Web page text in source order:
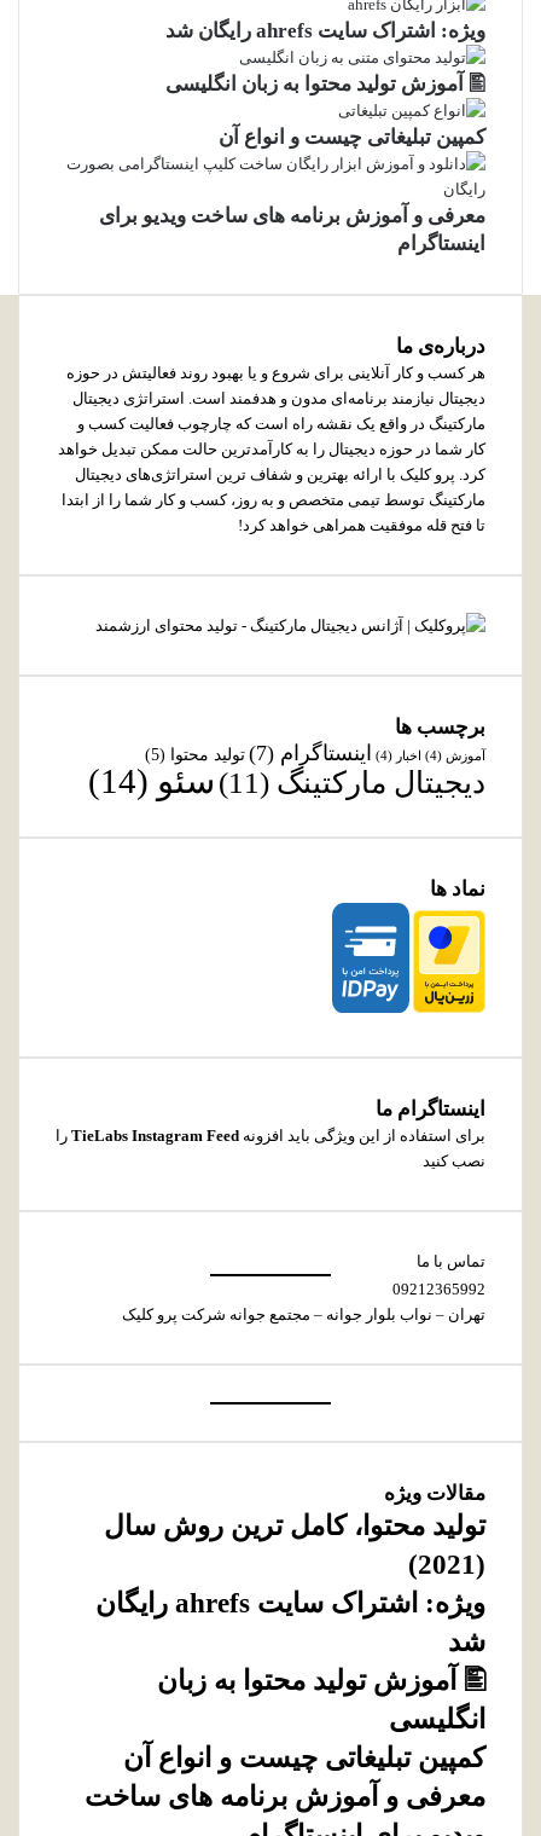
ویژه: اشتراک سایت ahrefs رایگان شد
🖺 آموزش تولید محتوا به زبان انگلیسی
کمپین تبلیغاتی چیست و انواع آن
معرفی و آموزش برنامه های ساخت ویدیو برای
اینستاگرام
درباره‌ی ما
هر کسب و کار آنلاینی برای شروع و یا بهبود روند فعالیتش در حوزه
دیجیتال نیازمند برنامه‌ای مدون و هدفمند است. استراتژی دیجیتال
مارکتینگ در واقع یک نقشه راه است که چارچوب فعالیت کسب و
کار شما در حوزه دیجیتال را به کارآمدترین حالت ممکن تبدیل خواهد
کرد. پرو کلیک با ارائه بهترین و شفاف ترین استراتژی‌های دیجیتال
مارکتینگ توسط تیمی متخصص و به روز، کسب و کار شما را از ابتدا
تا فتح قله موفقیت همراهی خواهد کرد!
برچسب ها
آموزش (4) اخبار (4) اینستاگرام (7) تولید محتوا (5)
دیجیتال مارکتینگ (11) سئو (14)
نماد ها
اینستاگرام ما
برای استفاده از این ویژگی باید افزونه TieLabs Instagram Feed را
نصب کنید
تماس با ما
09212365992
تهران – نواب بلوار جوانه – مجتمع جوانه شرکت پرو کلیک
مقالات ویژه
توليد محتوا، کامل ترین روش سال
(2021)
ویژه: اشتراک سایت ahrefs رایگان
شد
🖺 آموزش تولید محتوا به زبان
انگلیسی
کمپین تبلیغاتی چیست و انواع آن
معرفی و آموزش برنامه های ساخت